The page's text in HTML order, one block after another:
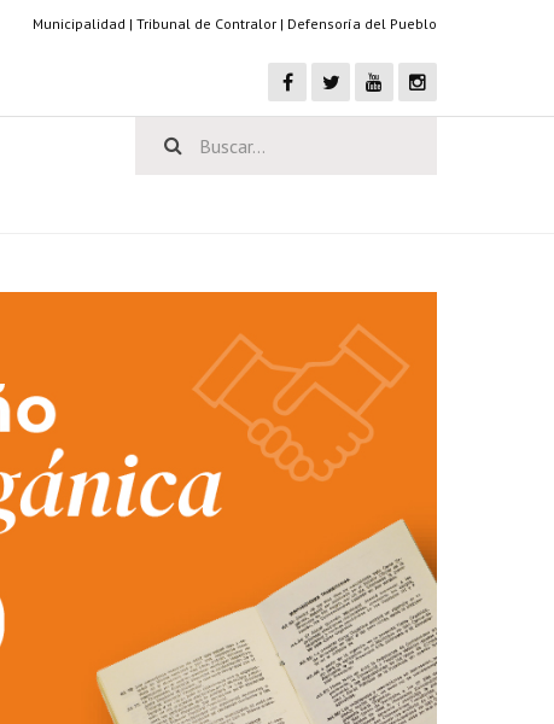
Municipalidad | Tribunal de Contralor | Defensoría del Pueblo